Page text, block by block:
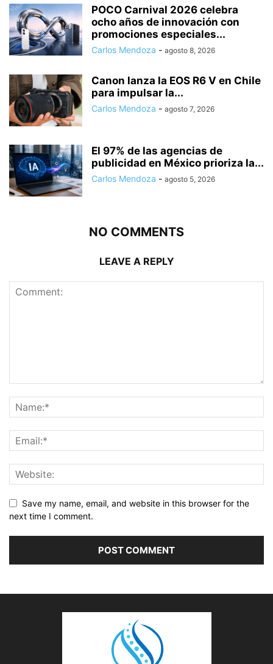
POCO Carnival 2026 celebra
ocho años de innovación con
promociones especiales...
Carlos Mendoza - agosto 8, 2026
Canon lanza la EOS R6 V en Chile
para impulsar la...
Carlos Mendoza - agosto 7, 2026
El 97% de las agencias de
publicidad en México prioriza la...
Carlos Mendoza - agosto 5, 2026
NO COMMENTS
LEAVE A REPLY
Save my name, email, and website in this browser for the
next time I comment.